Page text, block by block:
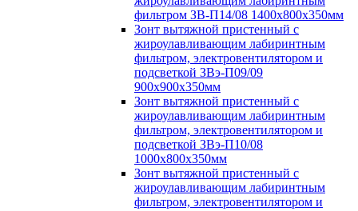
фильтром ЗВ-П14/08 1400х800х350мм
Зонт вытяжной пристенный с
жироулавливающим лабиринтным
фильтром, электровентилятором и
подсветкой ЗВэ-П09/09
900х900х350мм
Зонт вытяжной пристенный с
жироулавливающим лабиринтным
фильтром, электровентилятором и
подсветкой ЗВэ-П10/08
1000х800х350мм
Зонт вытяжной пристенный с
жироулавливающим лабиринтным
фильтром, электровентилятором и